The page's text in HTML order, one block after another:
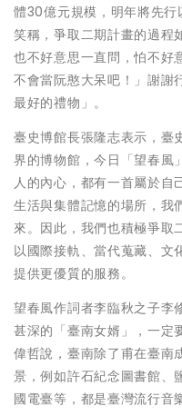
體30億元規模，明年將先行
笑稱，爭取二期計畫的過程
也不好意思一直問，怕不好
不會當阮憨大呆吧！」謝
最好的禮物」。
臺史博館長張隆志表示，臺
界的博物館，今日「望春風
人的內心，都有一首屬於自
生活與集體記憶的場所，我
來。因此，我們也積極爭取
以國際接軌、當代蒐藏、文
提供更優質的服務。
望春風作詞者李臨秋之子李
甚深的「臺南女婿」，一定
偉哲說，臺南除了甫在臺南
景，例如許石紀念圖書館、
國電臺等，都是臺灣流行音